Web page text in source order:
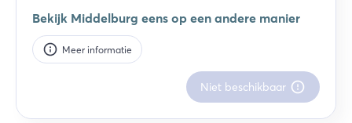
Bekijk Middelburg eens op een andere manier
Meer informatie
Niet beschikbaar